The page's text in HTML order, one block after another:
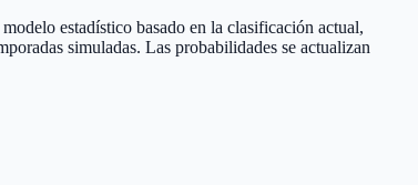
estadístico basado en la clasificación actual,
simuladas. Las probabilidades se actualizan